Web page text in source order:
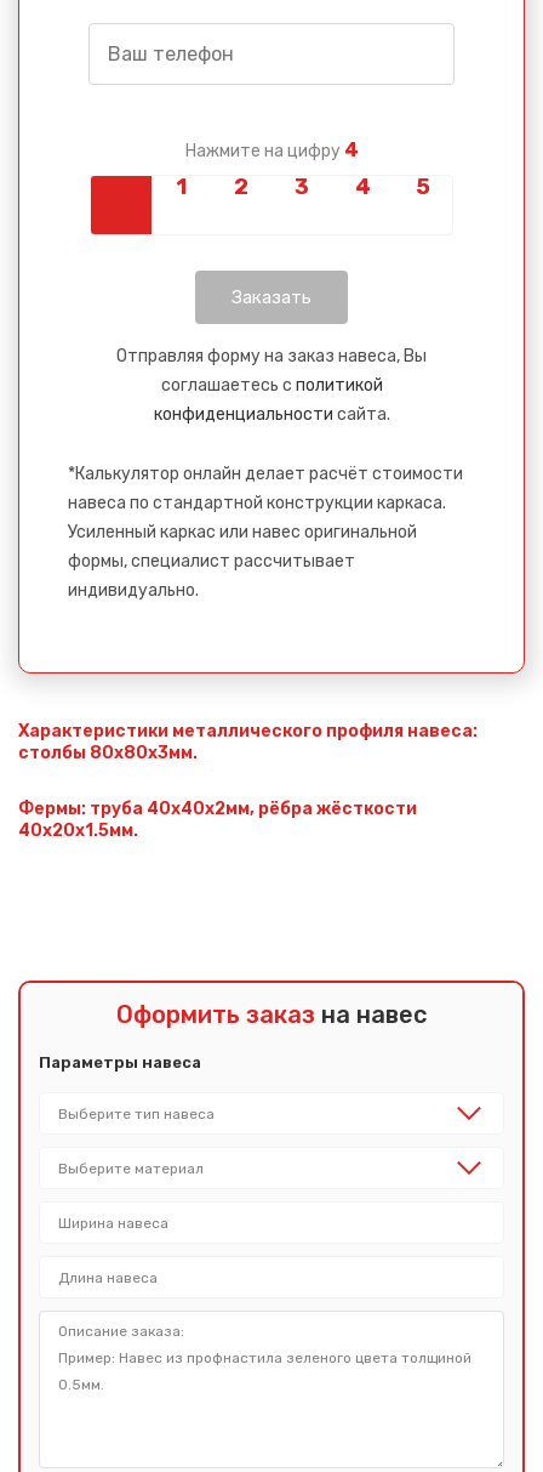
Нажмите на цифру 4
Отправляя форму на заказ навеса, Вы
соглашаетесь с политикой
конфиденциальности сайта.
*Калькулятор онлайн делает расчёт стоимости
навеса по стандартной конструкции каркаса.
Усиленный каркас или навес оригинальной
формы, специалист рассчитывает
индивидуально.
Характеристики металлического профиля навеса:
столбы 80х80х3мм.
Фермы: труба 40х40х2мм, рёбра жёсткости
40х20х1.5мм.
Оформить заказ на навес
Параметры навеса
Сообщение успешно
отправлено
Спасибо за обращение, наш специалист свяжется с
Вами.